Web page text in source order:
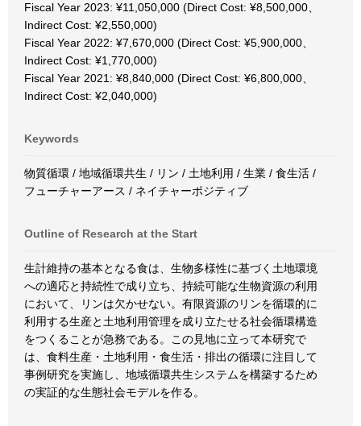
Fiscal Year 2023: ¥11,050,000 (Direct Cost: ¥8,500,000、
Indirect Cost: ¥2,550,000)
Fiscal Year 2022: ¥7,670,000 (Direct Cost: ¥5,900,000、
Indirect Cost: ¥1,770,000)
Fiscal Year 2021: ¥8,840,000 (Direct Cost: ¥6,800,000、
Indirect Cost: ¥2,040,000)
Keywords
物質循環 / 地域循環共生 / リン / 土地利用 / 生業 / 食生活 /
フューチャーアース / ネイチャーポジティブ
Outline of Research at the Start
生計維持の基本となる食は、生物多様性に基づく土地環境
への適応と持続性で成り立ち、持続可能な生物資源の利用
において、リンは欠かせない。有限資源のリンを循環的に
利用する生産と土地利用管理を成り立たせる社会循環構造
をつくることが急務である。この見地に立って本研究で
は、食料生産・土地利用・食生活・排出の循環に注目して
事例研究を実施し、地域循環共生システムを構築するため
の実証的な生態社会モデルを作る。